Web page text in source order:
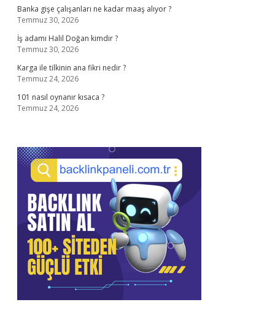
Banka gişe çalışanları ne kadar maaş alıyor ?
Temmuz 30, 2026
İş adamı Halil Doğan kimdir ?
Temmuz 30, 2026
Karga ile tilkinin ana fikri nedir ?
Temmuz 24, 2026
101 nasıl oynanır kısaca ?
Temmuz 24, 2026